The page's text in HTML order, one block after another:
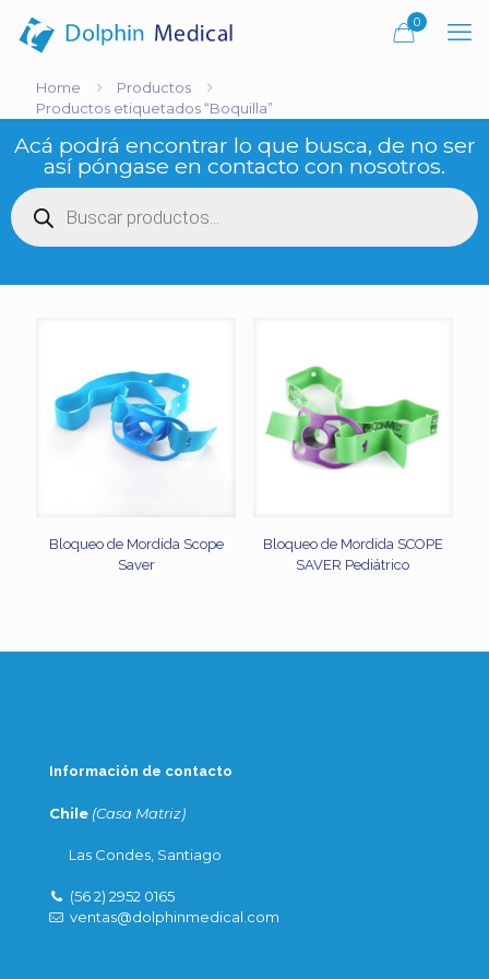
0
Home
Productos
Productos etiquetados “Boquilla”
Acá podrá encontrar lo que busca, de no ser
así póngase en contacto con nosotros.
Búsqueda
de
productos
Bloqueo de Mordida Scope
Saver
Bloqueo de Mordida SCOPE
SAVER Pediátrico
Información de contacto
Chile (Casa Matriz)
Las Condes, Santiago
(56 2) 2952 0165
ventas@dolphinmedical.com